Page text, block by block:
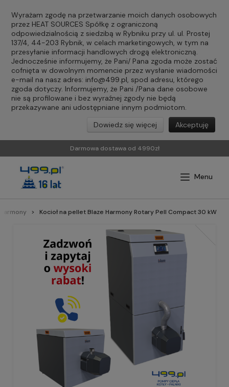
Wyrażam zgodę na przetwarzanie moich danych osobowych
przez HEAT SOURCES Spółkę z ograniczoną
odpowiedzialnością z siedzibą w Rybniku przy ul. ul. Prostej
137/4, 44-203 Rybnik, w celach marketingowych, w tym na
przesyłanie informacji handlowych drogą elektroniczną.
Jednocześnie informujemy, że Pani/ Pana zgoda może zostać
cofnięta w dowolnym momencie przez wysłanie wiadomości
e-mail na nasz adres: info@499.pl, spod adresu, którego
zgoda dotyczy. Informujemy, że Pani /Pana dane osobowe
nie są profilowane i bez wyraźnej zgody nie będą
przekazywane ani udostępniane innym podmiotom.
Akceptuję
Dowiedz się więcej
Darmowa dostawa od 4990zł
Kocioł na pellet Blaze Harmony Rotary Pell Compact 30 kW